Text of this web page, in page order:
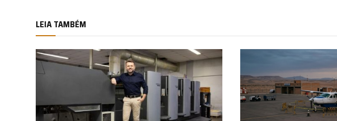
LEIA TAMBÉM